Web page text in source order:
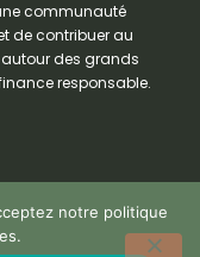
communauté
de contribuer au
des grands
responsable.
notre politique